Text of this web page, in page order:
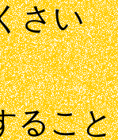
さい
こと